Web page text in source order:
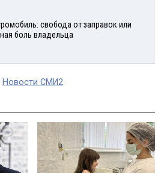
свобода от заправок или
боль владельца
Новости СМИ2